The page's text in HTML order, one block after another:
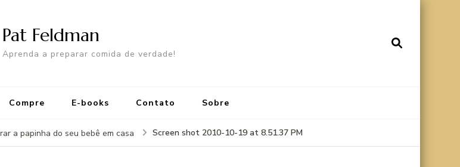
Pat Feldman
Aprenda a preparar comida de verdade!
Compre E-books Contato Sobre
a papinha do seu bebê em casa Screen shot 2010-10-19 at 8.51.37 PM